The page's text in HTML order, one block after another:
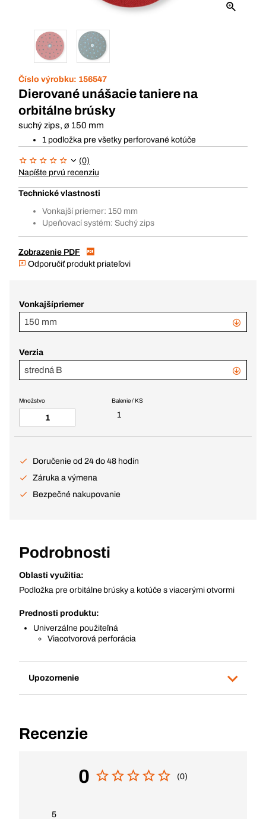
Číslo výrobku: 156547
Dierované unášacie taniere na
orbitálne brúsky
suchý zips, ø 150 mm
1 podložka pre všetky perforované kotúče
(0)
Napíšte prvú recenziu
Technické vlastnosti
Vonkajší priemer: 150 mm
Upeňovací systém: Suchý zips
Zobrazenie PDF
Odporučiť produkt priateľovi
Vonkajšípriemer
150 mm
Verzia
stredná B
Balenie / KS
1
Množstvo
Doručenie od 24 do 48 hodín
Záruka a výmena
Bezpečné nakupovanie
Podrobnosti
Oblasti využitia:
Podložka pre orbitálne brúsky a kotúče s viacerými otvormi
Prednosti produktu:
Univerzálne použiteľná
Viacotvorová perforácia
Upozornenie
Recenzie
0 (0)
5